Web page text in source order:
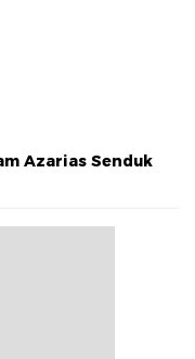
Azarias Senduk